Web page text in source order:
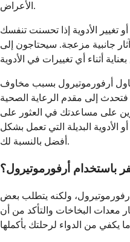
الأعراض.
تغيير الأدوية إذا تحسنت تنفسك
جانبية مزعجة. سيحتاجون إلى
أرفورموتيرول بسبب مخاوف
فتحدث إلى مقدم الرعاية الصحية
على مساعدتك في العثور على
البديلة التي تعمل بشكل
أفضل بالنسبة لك.
باستخدام أرفورموتيرول؟
ولكنه يتطلب بعض
معدات البخاخات والتأكد من أن